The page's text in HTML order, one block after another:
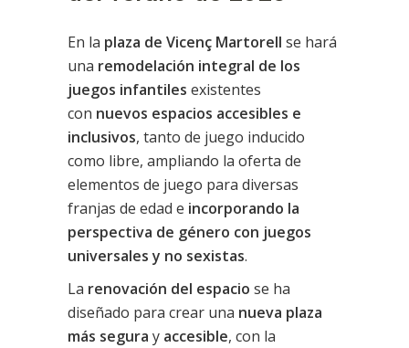
En la plaza de Vicenç Martorell se hará
una remodelación integral de los
juegos infantiles existentes
con nuevos espacios accesibles e
inclusivos, tanto de juego inducido
como libre, ampliando la oferta de
elementos de juego para diversas
franjas de edad e incorporando la
perspectiva de género con juegos
universales y no sexistas.
La renovación del espacio se ha
diseñado para crear una nueva plaza
más segura y accesible, con la